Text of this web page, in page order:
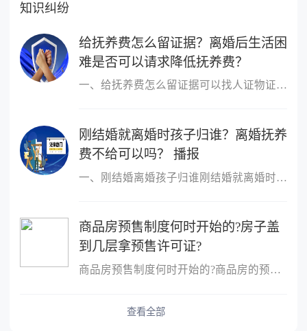
知识纠纷
给抚养费怎么留证据？离婚后生活困
难是否可以请求降低抚养费？
一、给抚养费怎么留证据可以找人证物证，证明自己在离婚后是给了抚
刚结婚就离婚时孩子归谁？离婚抚养
费不给可以吗？ 播报
一、刚结婚离婚孩子归谁刚结婚就离婚时判定孩子的扶养人，需要分情
商品房预售制度何时开始的?房子盖
到几层拿预售许可证?
商品房预售制度何时开始的?商品房的预售制度是在1953年,由香港的霍
查看全部